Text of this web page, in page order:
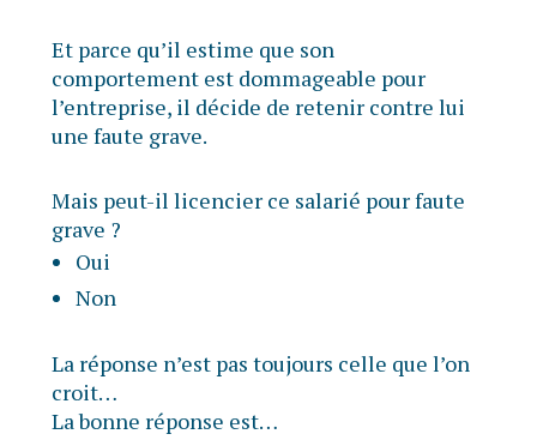
Et parce qu’il estime que son
comportement est dommageable pour
l’entreprise, il décide de retenir contre lui
une faute grave.
Mais peut-il licencier ce salarié pour faute
grave ?
Oui
Non
La réponse n’est pas toujours celle que l’on
croit…
La bonne réponse est…